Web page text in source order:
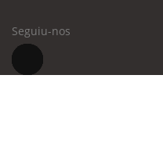
Seguiu-nos